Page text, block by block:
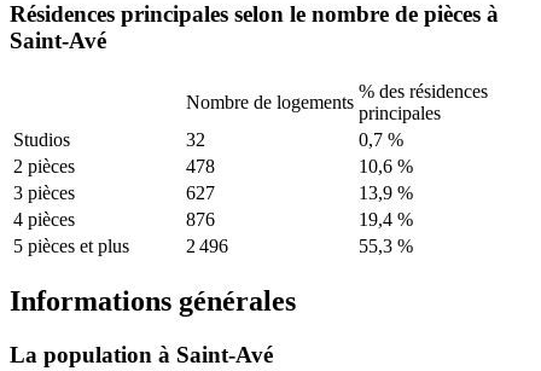
Résidences principales selon le nombre de pièces à
Saint-Avé
Nombre de logements
% des résidences
principales
Studios
32
0,7 %
2 pièces
478
10,6 %
3 pièces
627
13,9 %
4 pièces
876
19,4 %
5 pièces et plus
2 496 55,3 %
Informations générales
La population à Saint-Avé